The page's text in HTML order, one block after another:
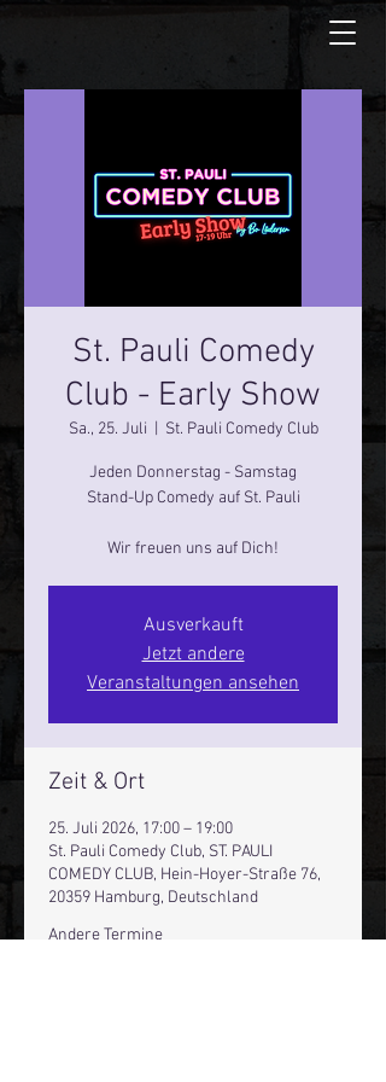
St. Pauli Comedy
Club - Early Show
Sa., 25. Juli St. Pauli Comedy Club
Jeden Donnerstag - Samstag
Stand-Up Comedy auf St. Pauli
Wir freuen uns auf Dich!
Ausverkauft
Jetzt andere
Veranstaltungen ansehen
Zeit & Ort
25. Juli 2026, 17:00 – 19:00
St. Pauli Comedy Club, ST. PAULI
COMEDY CLUB, Hein-Hoyer-Straße 76,
20359 Hamburg, Deutschland
Andere Termine